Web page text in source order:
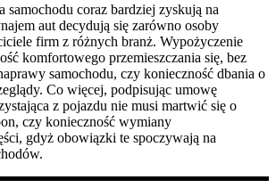
samochodu coraz bardziej zyskują na
aut decydują się zarówno osoby
firm z różnych branż. Wypożyczenie
komfortowego przemieszczania się, bez
samochodu, czy konieczność dbania o
Co więcej, podpisując umowę
z pojazdu nie musi martwić się o
czy konieczność wymiany
gdyż obowiązki te spoczywają na